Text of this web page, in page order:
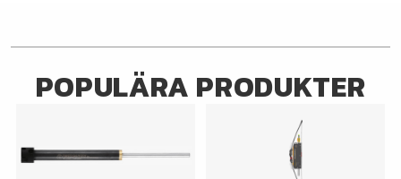
POPULÄRA PRODUKTER